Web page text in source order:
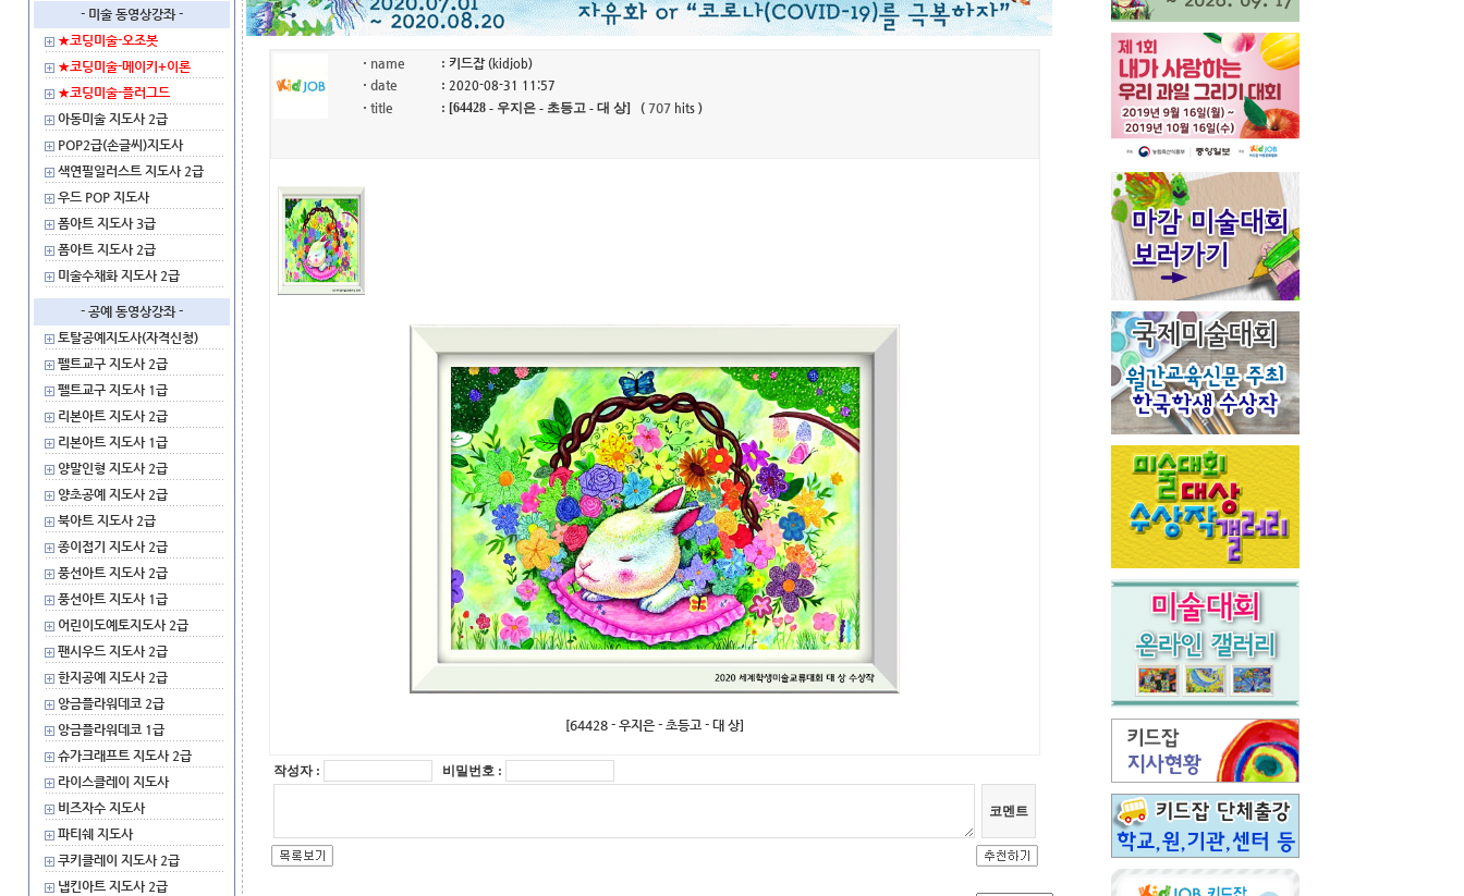
- 미술 동영상강좌 -
★코딩미술-오조봇
★코딩미술-메이키+이론
★코딩미술-플러그드
아동미술 지도사 2급
POP2급(손글씨)지도사
색연필일러스트 지도사 2급
우드 POP 지도사
폼아트 지도사 3급
폼아트 지도사 2급
미술수채화 지도사 2급
- 공예 동영상강좌 -
토탈공예지도사(자격신청)
펠트교구 지도사 2급
펠트교구 지도사 1급
리본아트 지도사 2급
리본아트 지도사 1급
양말인형 지도사 2급
양초공예 지도사 2급
북아트 지도사 2급
종이접기 지도사 2급
풍선아트 지도사 2급
풍선아트 지도사 1급
어린이도예토지도사 2급
팬시우드 지도사 2급
한지공예 지도사 2급
앙금플라워데코 2급
앙금플라워데코 1급
슈가크래프트 지도사 2급
라이스클레이 지도사
비즈자수 지도사
파티쉐 지도사
쿠키클레이 지도사 2급
냅킨아트 지도사 2급
· name : 키드잡(kidjob)
· date : 2020-08-31 11:57
· title : [64428 - 우지은 - 초등고 - 대 상] ( 707 hits )
[64428 - 우지은 - 초등고 - 대 상]
작성자 : 비밀번호 :